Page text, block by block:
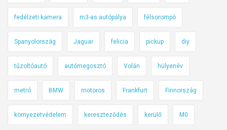
fedélzeti kamera m3-as autópálya félsorompó
Spanyolország Jaguar felicia pickup diy
tűzoltóautó autómegosztó Volán hülyenév
metró BMW motoros Frankfurt Finnország
környezetvédelem kereszteződés kerülő M0